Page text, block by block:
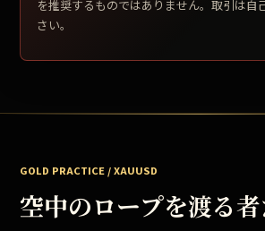
を推奨するものではありません。取引は自
さい。
GOLD PRACTICE / XAUUSD
空中のロープを渡る